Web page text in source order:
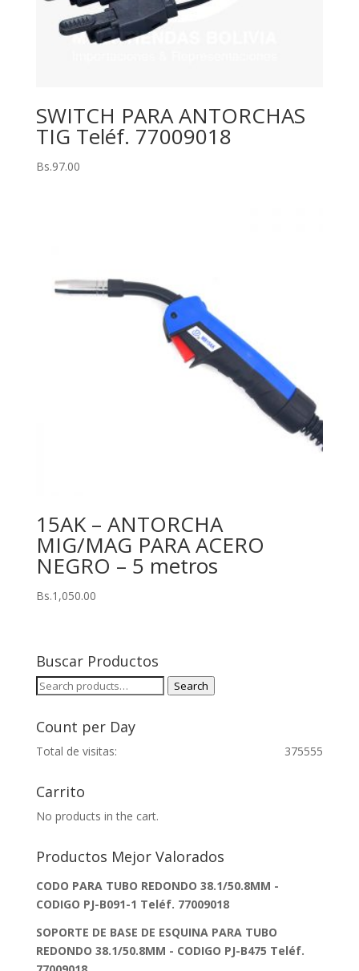
SWITCH PARA ANTORCHAS
TIG Teléf. 77009018
Bs.97.00
15AK – ANTORCHA
MIG/MAG PARA ACERO
NEGRO – 5 metros
Bs.1,050.00
Buscar Productos
Search
Search
Count per Day
375555
Total de visitas:
Carrito
No products in the cart.
Productos Mejor Valorados
CODO PARA TUBO REDONDO 38.1/50.8MM -
CODIGO PJ-B091-1 Teléf. 77009018
SOPORTE DE BASE DE ESQUINA PARA TUBO
REDONDO 38.1/50.8MM - CODIGO PJ-B475 Teléf.